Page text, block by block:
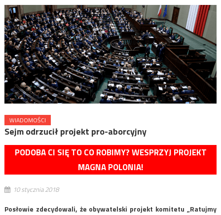
WIADOMOŚCI
Sejm odrzucił projekt pro-aborcyjny
PODOBA CI SIĘ TO CO ROBIMY? WESPRZYJ PROJEKT
MAGNA POLONIA!
10 stycznia 2018
Posłowie zdecydowali, że obywatelski projekt komitetu „Ratujmy